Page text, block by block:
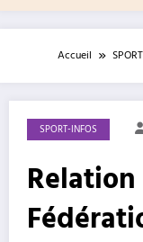
Accueil
SPORT-INFOS